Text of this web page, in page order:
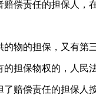
责任的担保人，
的担保，又有第
的担保物权的，人民
偿责任的担保人